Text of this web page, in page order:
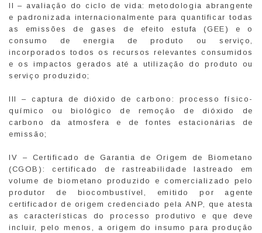
II – avaliação do ciclo de vida: metodologia abrangente
e padronizada internacionalmente para quantificar todas
as emissões de gases de efeito estufa (GEE) e o
consumo de energia de produto ou serviço,
incorporados todos os recursos relevantes consumidos
e os impactos gerados até a utilização do produto ou
serviço produzido;
III – captura de dióxido de carbono: processo físico-
químico ou biológico de remoção de dióxido de
carbono da atmosfera e de fontes estacionárias de
emissão;
IV – Certificado de Garantia de Origem de Biometano
(CGOB): certificado de rastreabilidade lastreado em
volume de biometano produzido e comercializado pelo
produtor de biocombustível, emitido por agente
certificador de origem credenciado pela ANP, que atesta
as características do processo produtivo e que deve
incluir, pelo menos, a origem do insumo para produção